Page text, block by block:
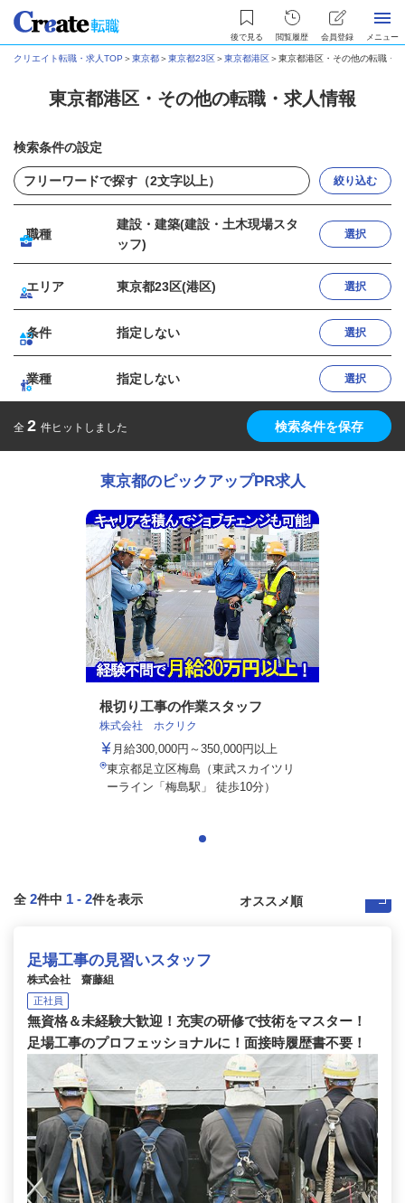
後で見る 閲覧履歴 会員登録 メニュー
クリエイト転職・求人TOP ＞東京都＞東京都23区＞東京都港区＞東京都港区・その他の転職・
東京都港区・その他の転職・求人情報
検索条件の設定
絞り込む
職種
建設・建築(建設・土木現場スタ
ッフ)
選択
エリア 東京都23区(港区) 選択
条件 指定しない 選択
業種 指定しない 選択
全 2 件ヒットしました 検索条件を保存
東京都のピックアップPR求人
根切り工事の作業スタッフ
株式会社 ホクリク
月給300,000円～350,000円以上
東京都足立区梅島（東武スカイツリ
ーライン「梅島駅」 徒歩10分）
全 2件中 1 - 2件を表示
足場工事の見習いスタッフ
株式会社 齋藤組
正社員
無資格＆未経験大歓迎！充実の研修で技術をマスター！
足場工事のプロフェッショナルに！面接時履歴書不要！